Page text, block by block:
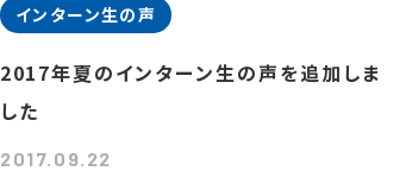
インターン生の声
2017年夏のインターン生の声を追加しま
した
2017.09.22